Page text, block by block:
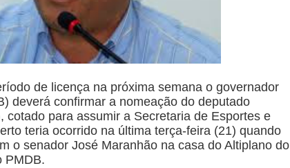
de licença na próxima semana o governador
deverá confirmar a nomeação do deputado
cotado para assumir a Secretaria de Esportes e
teria ocorrido na última terça-feira (21) quando
o senador José Maranhão na casa do Altiplano do
PMDB.